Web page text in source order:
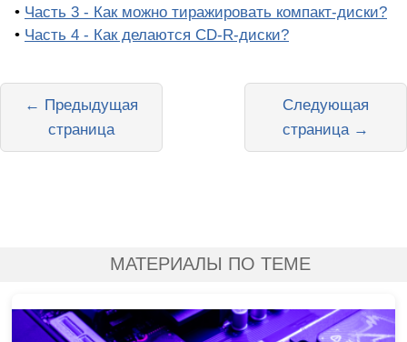
• Часть 3 - Как можно тиражировать компакт-диски?
• Часть 4 - Как делаются CD-R-диски?
Следующая
страница →
← Предыдущая
страница
МАТЕРИАЛЫ ПО ТЕМЕ